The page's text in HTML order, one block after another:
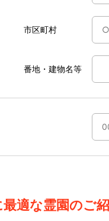
市区町村
番地・建物名等
適な霊園のご